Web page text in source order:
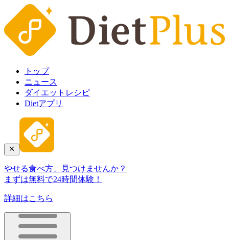
トップ
ニュース
ダイエットレシピ
Dietアプリ
やせる食べ方、見つけませんか？
まずは無料で24時間体験！
詳細はこちら